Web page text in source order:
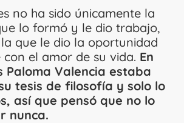
no ha sido únicamente la
lo formó y le dio trabajo,
que le dio la oportunidad
con el amor de su vida. En
Paloma Valencia estaba
tesis de filosofía y solo lo
así que pensó que no lo
nunca.